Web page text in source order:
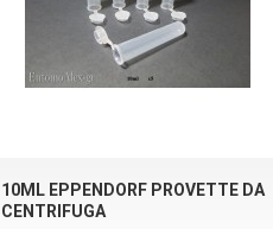
10ML EPPENDORF PROVETTE DA
CENTRIFUGA